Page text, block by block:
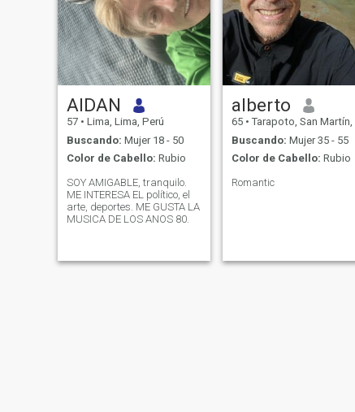
AIDAN
57 • Lima, Lima, Perú
Buscando: Mujer 18 - 50
Color de Cabello: Rubio
SOY AMIGABLE, tranquilo.
ME INTERESA EL político, el
arte, deportes. ME GUSTA LA
MUSICA DE LOS ANOS 80.
alberto
65 • Tarapoto, San Martín, Perú
Buscando: Mujer 35 - 55
Color de Cabello: Rubio
Romantic